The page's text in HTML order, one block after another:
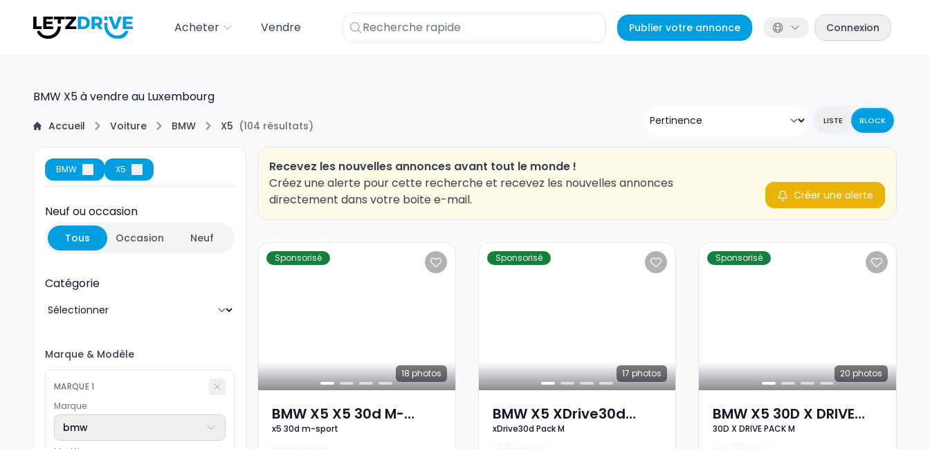
Acheter Vendre Publier votre annonce Connexion
BMW X5 à vendre au Luxembourg
Accueil Voiture BMW X5 (104 résultats) LISTE BLOCK
BMW X5
Neuf ou occasion
Tous Occasion Neuf
Catégorie
Marque & Modèle
MARQUE1
Marque
bmw
Recevez les nouvelles annonces avant tout le monde !
Créez une alerte pour cette recherche et recevez les nouvelles annonces
directement dans votre boite e-mail.
Créer une alerte
Sponsorisé
18 photos
BMW X5 X5 30d M-
Sport
x5 30d m-sport
Sponsorisé
17 photos
BMW X5 XDrive30d
Pack M
xDrive30d Pack M
Sponsorisé
20 photos
BMW X5 30D X DRIVE
PACK M
30D X DRIVE PACK M